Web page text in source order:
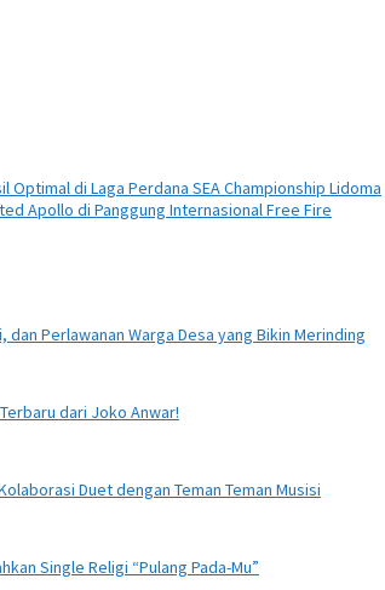
Optimal di Laga Perdana SEA Championship Lidoma
Apollo di Panggung Internasional Free Fire
Perlawanan Warga Desa yang Bikin Merinding
dari Joko Anwar!
Duet dengan Teman Teman Musisi
Single Religi “Pulang Pada-Mu”